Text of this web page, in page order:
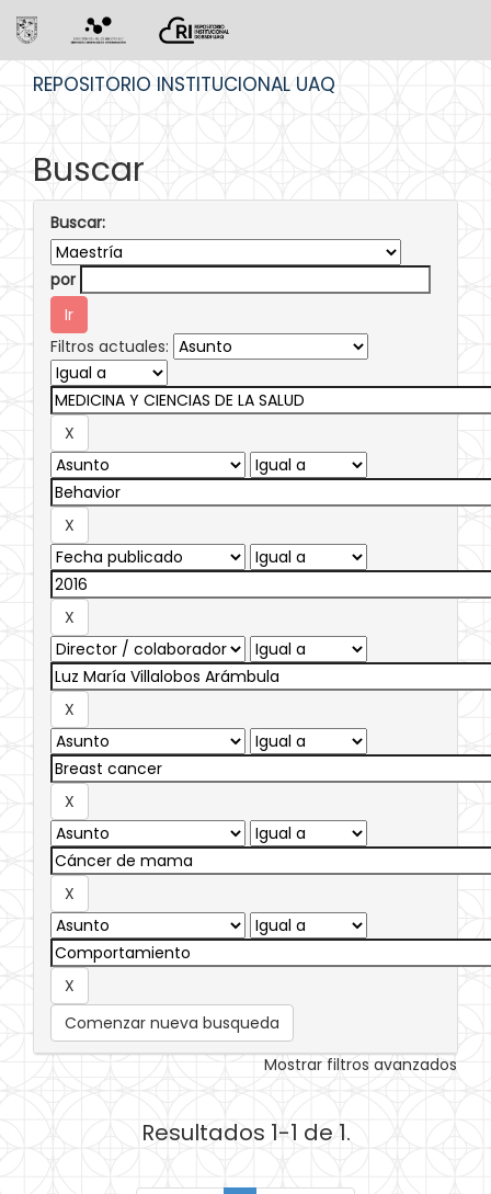
REPOSITORIO INSTITUCIONAL UAQ
Buscar
Buscar:
por
Filtros actuales:
Comenzar nueva busqueda
Mostrar filtros avanzados
Resultados 1-1 de 1.